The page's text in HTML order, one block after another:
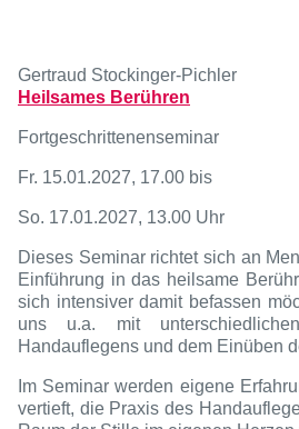
Gertraud Stockinger-Pichler
Heilsames Berühren
Fortgeschrittenenseminar
Fr. 15.01.2027, 17.00 bis
So. 17.01.2027, 13.00 Uhr
Dieses Seminar richtet sich an
Einführung in das heilsame
sich intensiver damit befassen
uns u.a. mit
Handauflegens und dem Einüben
Im Seminar werden eigene
vertieft, die Praxis des